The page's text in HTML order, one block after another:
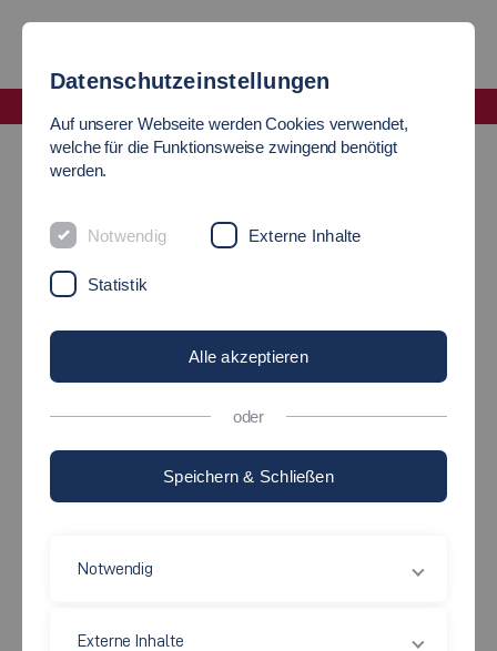
Dekanat
DEKAN
Datenschutzeinstellungen
Auf unserer Webseite werden Cookies verwendet,
welche für die Funktionsweise zwingend benötigt
werden.
Notwendig Externe Inhalte
Statistik
Alle akzeptieren
oder
Speichern & Schließen
Notwendig
Externe Inhalte